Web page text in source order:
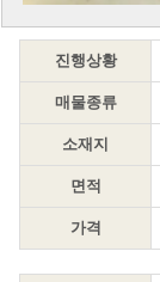
진행상황
매물종류
소재지
면적
가격